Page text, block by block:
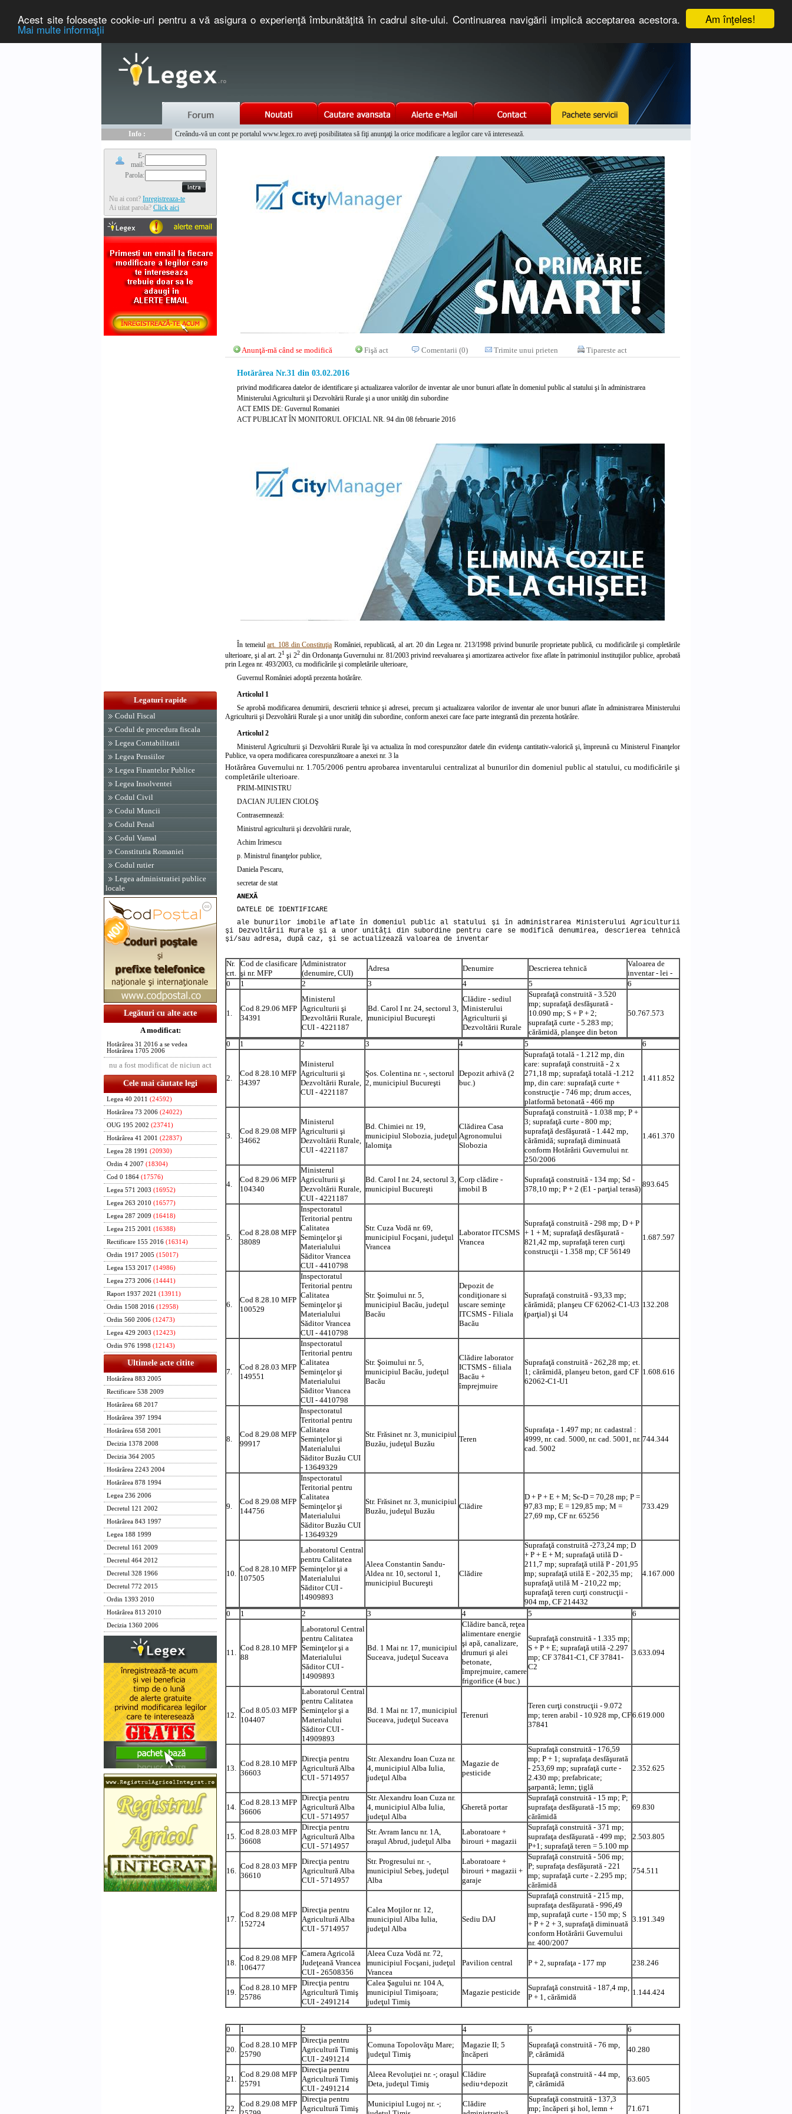
Am înţeles!
Acest site foloseşte cookie-uri pentru a vă asigura o experienţă îmbunătăţită în cadrul site-ului. Continuarea navigării implică acceptarea acestora.
Mai multe informaţii
Info :
Creându-vă un cont pe portalul www.legex.ro aveţi posibilitatea să fiţi anunţaţi la orice modificare a legilor care vă interesează.
E-
mail:
Parola:
Nu ai cont? Inregistreaza-te
Ai uitat parola? Click aici
Legaturi rapide
Codul Fiscal
Codul de procedura fiscala
Legea Contabilitatii
Legea Pensiilor
Legea Finantelor Publice
Legea Insolventei
Codul Civil
Codul Muncii
Codul Penal
Codul Vamal
Constitutia Romaniei
Codul rutier
Legea administratiei publice
locale
Legături cu alte acte
A modificat:
Hotărârea 31 2016 a se vedea
Hotărârea 1705 2006
nu a fost modificat de niciun act
Cele mai căutate legi
Legea 40 2011 (24592)
Hotărârea 73 2006 (24022)
OUG 195 2002 (23741)
Hotărârea 41 2001 (22837)
Legea 28 1991 (20930)
Ordin 4 2007 (18304)
Cod 0 1864 (17576)
Legea 571 2003 (16952)
Legea 263 2010 (16577)
Legea 287 2009 (16418)
Legea 215 2001 (16388)
Rectificare 155 2016 (16314)
Ordin 1917 2005 (15017)
Legea 153 2017 (14986)
Legea 273 2006 (14441)
Raport 1937 2021 (13911)
Ordin 1508 2016 (12958)
Ordin 560 2006 (12473)
Legea 429 2003 (12423)
Ordin 976 1998 (12143)
Ultimele acte citite
Hotărârea 883 2005
Rectificare 538 2009
Hotărârea 68 2017
Hotărârea 397 1994
Hotărârea 658 2001
Decizia 1378 2008
Decizia 364 2005
Hotărârea 2243 2004
Hotărârea 878 1994
Legea 236 2006
Decretul 121 2002
Hotărârea 843 1997
Legea 188 1999
Decretul 161 2009
Decretul 464 2012
Decretul 328 1966
Decretul 772 2015
Ordin 1393 2010
Hotărârea 813 2010
Decizia 1360 2006
Anunţă-mă când se modifică Fişă act Comentarii (0) Trimite unui prieten Tipareste act
Hotărârea Nr.31 din 03.02.2016
privind modificarea datelor de identificare şi actualizarea valorilor de inventar ale unor bunuri aflate în domeniul public al statului şi în administrarea
Ministerului Agriculturii şi Dezvoltării Rurale şi a unor unităţi din subordine
ACT EMIS DE: Guvernul Romaniei
ACT PUBLICAT ÎN MONITORUL OFICIAL NR. 94 din 08 februarie 2016
În temeiulart. 108 din Constituţia României, republicată, al art. 20 din Legea nr. 213/1998 privind bunurile proprietate publică, cu modificările şi completările
ulterioare, şi al art. 21 şi 22 din Ordonanţa Guvernului nr. 81/2003 privind reevaluarea şi amortizarea activelor fixe aflate în patrimoniul instituţiilor publice, aprobată
prin Legea nr. 493/2003, cu modificările şi completările ulterioare,
Guvernul României adoptă prezenta hotărâre.
Articolul 1
Se aprobă modificarea denumirii, descrierii tehnice şi adresei, precum şi actualizarea valorilor de inventar ale unor bunuri aflate în administrarea Ministerului
Agriculturii şi Dezvoltării Rurale şi a unor unităţi din subordine, conform anexei care face parte integrantă din prezenta hotărâre.
Articolul 2
Ministerul Agriculturii şi Dezvoltării Rurale îşi va actualiza în mod corespunzător datele din evidenţa cantitativ-valorică şi, împreună cu Ministerul Finanţelor
Publice, va opera modificarea corespunzătoare a anexei nr. 3 la
Hotărârea Guvernului nr. 1.705/2006 pentru aprobarea inventarului centralizat al bunurilor din domeniul public al statului, cu modificările şi
completările ulterioare.
PRIM-MINISTRU
DACIAN JULIEN CIOLOŞ
Contrasemnează:
Ministrul agriculturii şi dezvoltării rurale,
Achim Irimescu
p. Ministrul finanţelor publice,
Daniela Pescaru,
secretar de stat
ANEXĂ
DATELE DE IDENTIFICARE
ale bunurilor imobile aflate în domeniul public al statului şi în administrarea Ministerului Agriculturii
şi Dezvoltării Rurale şi a unor unităţi din subordine pentru care se modifică denumirea, descrierea tehnică
şi/sau adresa, după caz, şi se actualizează valoarea de inventar
Nr.
crt.
Cod de clasificare
şi nr. MFP
Administrator
(denumire, CUI)
Adresa Denumire Descrierea tehnică
Valoarea de
inventar - lei -
0
1 2 3 4 5 6
1.
Cod 8.29.06 MFP
34391
Ministerul
Agriculturii şi
Dezvoltării Rurale,
CUI - 4221187
Bd. Carol I nr. 24, sectorul 3,
municipiul Bucureşti
Clădire - sediul
Ministerului
Agriculturii şi
Dezvoltării Rurale
Suprafaţă construită - 3.520
mp; suprafaţă desfăşurată -
10.090 mp; S + P + 2;
suprafaţă curte - 5.283 mp;
cărămidă, planşee din beton
50.767.573
0 1 2 3 4 5 6
2.
Cod 8.28.10 MFP
34397
Ministerul
Agriculturii şi
Dezvoltării Rurale,
CUI - 4221187
Şos. Colentina nr. -, sectorul
2, municipiul Bucureşti
Depozit arhivă (2
buc.)
Suprafaţă totală - 1.212 mp, din
care: suprafaţă construită - 2 x
271,18 mp; suprafaţă totală -1.212
mp, din care: suprafaţă curte +
construcţie - 746 mp; drum acces,
platformă betonată - 466 mp
1.411.852
3.
Cod 8.29.08 MFP
34662
Ministerul
Agriculturii şi
Dezvoltării Rurale,
CUI - 4221187
Bd. Chimiei nr. 19,
municipiul Slobozia, judeţul
Ialomiţa
Clădirea Casa
Agronomului
Slobozia
Suprafaţă construită - 1.038 mp; P +
3; suprafaţă curte - 800 mp;
suprafaţă desfăşurată - 1.442 mp,
cărămidă; suprafaţă diminuată
conform Hotărârii Guvernului nr.
250/2006
1.461.370
4.
Cod 8.29.06 MFP
104340
Ministerul
Agriculturii şi
Dezvoltării Rurale,
CUI - 4221187
Bd. Carol I nr. 24, sectorul 3,
municipiul Bucureşti
Corp clădire -
imobil B
Suprafaţă construită - 134 mp; Sd -
378,10 mp; P + 2 (E1 - parţial terasă)
893.645
5.
Cod 8.28.08 MFP
38089
Inspectoratul
Teritorial pentru
Calitatea
Seminţelor şi
Materialului
Săditor Vrancea
CUI - 4410798
Str. Cuza Vodă nr. 69,
municipiul Focşani, judeţul
Vrancea
Laborator ITCSMS
Vrancea
Suprafaţă construită - 298 mp; D + P
+ 1 + M; suprafaţă desfăşurată -
821,42 mp, suprafaţă teren curţi
construcţii - 1.358 mp; CF 56149
1.687.597
6.
Cod 8.28.10 MFP
100529
Inspectoratul
Teritorial pentru
Calitatea
Seminţelor şi
Materialului
Săditor Vrancea
CUI - 4410798
Str. Şoimului nr. 5,
municipiul Bacău, judeţul
Bacău
Depozit de
condiţionare si
uscare seminţe
ITCSMS - Filiala
Bacău
Suprafaţă construită - 93,33 mp;
cărămidă; planşeu CF 62062-C1-U3
(parţial) şi U4
132.208
7.
Cod 8.28.03 MFP
149551
Inspectoratul
Teritorial pentru
Calitatea
Seminţelor şi
Materialului
Săditor Vrancea
CUI - 4410798
Str. Şoimului nr. 5,
municipiul Bacău, judeţul
Bacău
Clădire laborator
ICTSMS - filiala
Bacău +
împrejmuire
Suprafaţă construită - 262,28 mp; et.
1; cărămidă, planşeu beton, gard CF
62062-C1-U1
1.608.616
8.
Cod 8.29.08 MFP
99917
Inspectoratul
Teritorial pentru
Calitatea
Seminţelor şi
Materialului
Săditor Buzău CUI
- 13649329
Str. Frăsinet nr. 3, municipiul
Buzău, judeţul Buzău
Teren
Suprafaţa - 1.497 mp; nr. cadastral :
4999, nr. cad. 5000, nr. cad. 5001, nr.
cad. 5002
744.344
9.
Cod 8.29.08 MFP
144756
Inspectoratul
Teritorial pentru
Calitatea
Seminţelor şi
Materialului
Săditor Buzău CUI
- 13649329
Str. Frăsinet nr. 3, municipiul
Buzău, judeţul Buzău
Clădire
D + P + E + M; Sc-D = 70,28 mp; P =
97,83 mp; E = 129,85 mp; M =
27,69 mp, CF nr. 65256
733.429
10.
Cod 8.28.10 MFP
107505
Laboratorul Central
pentru Calitatea
Seminţelor şi a
Materialului
Săditor CUI -
14909893
Aleea Constantin Sandu-
Aldea nr. 10, sectorul 1,
municipiul Bucureşti
Clădire
Suprafaţă construită -273,24 mp; D
+ P + E + M; suprafaţă utilă D -
211,7 mp; suprafaţă utilă P - 201,95
mp; suprafaţă utilă E - 202,35 mp;
suprafaţă utilă M - 210,22 mp;
suprafaţă teren curţi construcţii -
904 mp, CF 214432
4.167.000
0 1 2 3 4 5 6
11.
Cod 8.28.10 MFP
88
Laboratorul Central
pentru Calitatea
Seminţelor şi a
Materialului
Săditor CUI -
14909893
Bd. 1 Mai nr. 17, municipiul
Suceava, judeţul Suceava
Clădire bancă, reţea
alimentare energie
şi apă, canalizare,
drumuri şi alei
betonate,
împrejmuire, camere
frigorifice (4 buc.)
Suprafaţă construită - 1.335 mp;
S + P + E; suprafaţă utilă -2.297
mp; CF 37841-C1, CF 37841-
C2
3.633.094
12.
Cod 8.05.03 MFP
104407
Laboratorul Central
pentru Calitatea
Seminţelor şi a
Materialului
Săditor CUI -
14909893
Bd. 1 Mai nr. 17, municipiul
Suceava, judeţul Suceava
Terenuri
Teren curţi construcţii - 9.072
mp; teren arabil - 10.928 mp, CF
37841
6.619.000
13.
Cod 8.28.10 MFP
36603
Direcţia pentru
Agricultură Alba
CUI - 5714957
Str. Alexandru Ioan Cuza nr.
4, municipiul Alba Iulia,
judeţul Alba
Magazie de
pesticide
Suprafaţă construită - 176,59
mp; P + 1; suprafaţa desfăşurată
- 253,69 mp; suprafaţă curte -
2.430 mp; prefabricate;
şarpantă; lemn; ţiglă
2.352.625
14.
Cod 8.28.13 MFP
36606
Direcţia pentru
Agricultură Alba
CUI - 5714957
Str. Alexandru Ioan Cuza nr.
4, municipiul Alba Iulia,
judeţul Alba
Gheretă portar
Suprafaţă construită - 15 mp; P;
suprafaţa desfăşurată -15 mp;
cărămidă
69.830
15.
Cod 8.28.03 MFP
36608
Direcţia pentru
Agricultură Alba
CUI - 5714957
Str. Avram Iancu nr. 1A,
oraşul Abrud, judeţul Alba
Laboratoare +
birouri + magazii
Suprafaţă construită - 371 mp;
suprafaţa desfăşurată - 499 mp;
P+1; suprafaţă teren = 5.100 mp
2.503.805
16.
Cod 8.28.03 MFP
36610
Direcţia pentru
Agricultură Alba
CUI - 5714957
Str. Progresului nr. -,
municipiul Sebeş, judeţul
Alba
Laboratoare +
birouri + magazii +
garaje
Suprafaţă construită - 506 mp;
P; suprafaţa desfăşurată - 221
mp; suprafaţă curte - 2.295 mp;
cărămidă
754.511
17.
Cod 8.29.08 MFP
152724
Direcţia pentru
Agricultură Alba
CUI - 5714957
Calea Moţilor nr. 12,
municipiul Alba Iulia,
judeţul Alba
Sediu DAJ
Suprafaţă construită - 215 mp,
suprafaţa desfăşurată - 996,49
mp, suprafaţă curte - 150 mp; S
+ P + 2 + 3, suprafaţă diminuată
conform Hotărârii Guvernului
nr. 400/2007
3.191.349
18.
Cod 8.29.08 MFP
106477
Camera Agricolă
Judeţeană Vrancea
CUI - 26508356
Aleea Cuza Vodă nr. 72,
municipiul Focşani, judeţul
Vrancea
Pavilion central P + 2, suprafaţa - 177 mp 238.246
19.
Cod 8.28.10 MFP
25786
Direcţia pentru
Agricultură Timiş
CUI - 2491214
Calea Şagului nr. 104 A,
municipiul Timişoara;
judeţul Timiş
Magazie pesticide
Suprafaţă construită - 187,4 mp,
P + 1, cărămidă
1.144.424
0 1 2 3 4 5 6
20.
Cod 8.28.10 MFP
25790
Direcţia pentru
Agricultură Timiş
CUI - 2491214
Comuna Topolovăţu Mare;
judeţul Timiş
Magazie II; 5
încăperi
Suprafaţă construită - 76 mp,
P, cărămidă
40.280
21.
Cod 8.29.08 MFP
25791
Direcţia pentru
Agricultură Timiş
CUI - 2491214
Aleea Revoluţiei nr. -; oraşul
Deta, judeţul Timiş
Clădire
sediu+depozit
Suprafaţă construită - 44 mp,
P, cărămidă
63.605
22.
Cod 8.29.08 MFP
Direcţia pentru
Agricultură Timiş
Municipiul Lugoj nr. -;
Clădire
Suprafaţă construită - 137,3
mp; încăperi şi hol, lemn +
71.671